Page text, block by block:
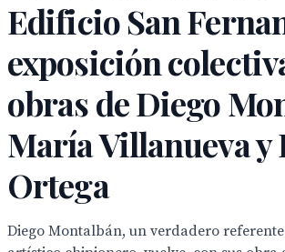
Edificio San
exposición
obras de Diego
María Villanueva y
Ortega
Diego Montalbán, un verdadero